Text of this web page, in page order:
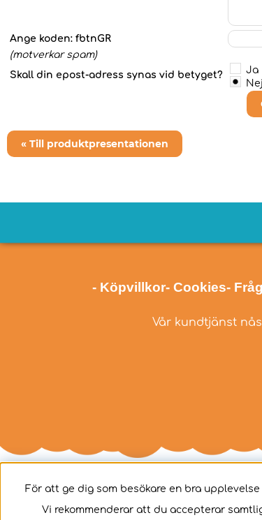
Ange koden: fbtnGR
(motverkar spam)
Skall din epost-adress synas vid betyget?
Ja
Nej
« Till produktpresentationen
- Köpvillkor- Cookies-
Vår kundtjänst
För att ge dig som besökare en bra
Vi rekommenderar att du accepterar